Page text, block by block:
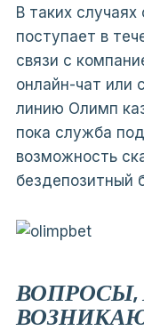
В таких
поступает в
связи с
онлайн-чат или
линию Олимп
пока служба
возможность
бездепозитный
ВОПРОСЫ,